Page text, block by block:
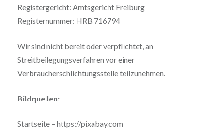
Registergericht: Amtsgericht Freiburg
Registernummer: HRB 716794
Wir sind nicht bereit oder verpflichtet, an
Streitbeilegungsverfahren vor einer
Verbraucherschlichtungsstelle teilzunehmen.
Bildquellen:
Startseite – https://pixabay.com